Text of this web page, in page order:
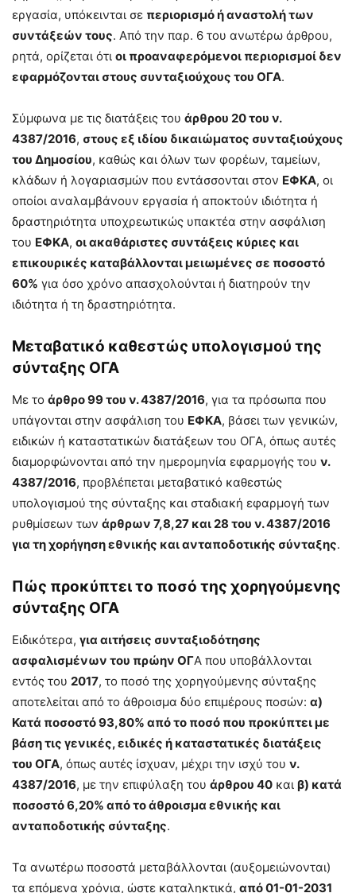
εργασία, υπόκεινται σε περιορισμό ή αναστολή των
συντάξεών τους. Από την παρ. 6 του ανωτέρω άρθρου,
ρητά, ορίζεται ότι οι προαναφερόμενοι περιορισμοί δεν
εφαρμόζονται στους συνταξιούχους του ΟΓΑ.
Σύμφωνα με τις διατάξεις του άρθρου 20 του ν.
4387/2016, στους εξ ιδίου δικαιώματος συνταξιούχους
του Δημοσίου, καθώς και όλων των φορέων, ταμείων,
κλάδων ή λογαριασμών που εντάσσονται στον ΕΦΚΑ, οι
οποίοι αναλαμβάνουν εργασία ή αποκτούν ιδιότητα ή
δραστηριότητα υποχρεωτικώς υπακτέα στην ασφάλιση
του ΕΦΚΑ, οι ακαθάριστες συντάξεις κύριες και
επικουρικές καταβάλλονται μειωμένες σε ποσοστό
60% για όσο χρόνο απασχολούνται ή διατηρούν την
ιδιότητα ή τη δραστηριότητα.
Μεταβατικό καθεστώς υπολογισμού της
σύνταξης ΟΓΑ
Με το άρθρο 99 του ν. 4387/2016, για τα πρόσωπα που
υπάγονται στην ασφάλιση του ΕΦΚΑ, βάσει των γενικών,
ειδικών ή καταστατικών διατάξεων του ΟΓΑ, όπως αυτές
διαμορφώνονται από την ημερομηνία εφαρμογής του ν.
4387/2016, προβλέπεται μεταβατικό καθεστώς
υπολογισμού της σύνταξης και σταδιακή εφαρμογή των
ρυθμίσεων των άρθρων 7,8,27 και 28 του ν. 4387/2016
για τη χορήγηση εθνικής και ανταποδοτικής σύνταξης.
Πώς προκύπτει το ποσό της χορηγούμενης
σύνταξης ΟΓΑ
Ειδικότερα, για αιτήσεις συνταξιοδότησης
ασφαλισμένων του πρώην ΟΓΑ που υποβάλλονται
εντός του 2017, το ποσό της χορηγούμενης σύνταξης
αποτελείται από το άθροισμα δύο επιμέρους ποσών: α)
Κατά ποσοστό 93,80% από το ποσό που προκύπτει με
βάση τις γενικές, ειδικές ή καταστατικές διατάξεις
του ΟΓΑ, όπως αυτές ίσχυαν, μέχρι την ισχύ του ν.
4387/2016, με την επιφύλαξη του άρθρου 40 και β) κατά
ποσοστό 6,20% από το άθροισμα εθνικής και
ανταποδοτικής σύνταξης.
Τα ανωτέρω ποσοστά μεταβάλλονται (αυξομειώνονται)
τα επόμενα χρόνια, ώστε καταληκτικά, από 01-01-2031